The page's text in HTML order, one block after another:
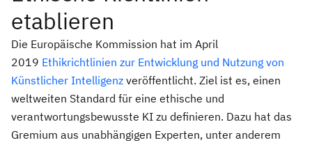
etablieren
Die Europäische Kommission hat im April
2019 Ethikrichtlinien zur Entwicklung und Nutzung von
Künstlicher Intelligenz veröffentlicht. Ziel ist es, einen
weltweiten Standard für eine ethische und
verantwortungsbewusste KI zu definieren. Dazu hat das
Gremium aus unabhängigen Experten, unter anderem